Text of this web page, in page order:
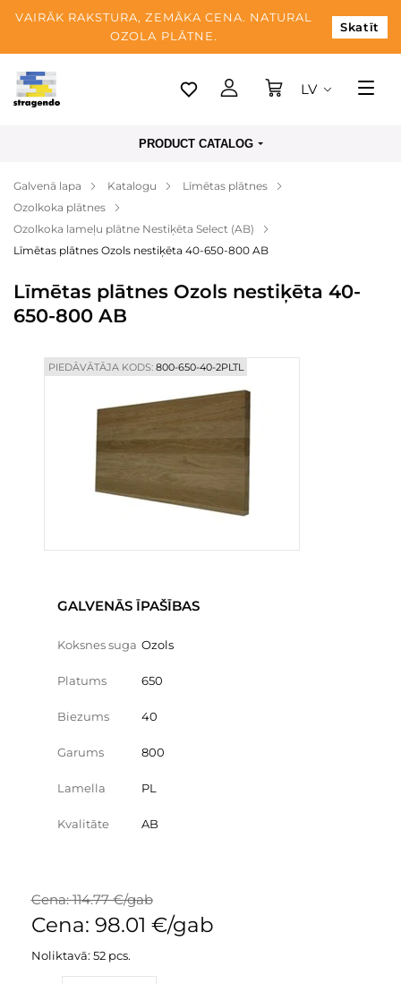
VAIRĀK RAKSTURA, ZEMĀKA CENA. NATURAL
OZOLA PLĀTNE.
Skatīt
Tallina
Apmaksa
Par mums
Blogs
Kontaktinformācija
LV
PRODUCT CATALOG
Galvenā lapa Katalogu
Līmētas plātnes
Ozolkoka plātnes
Ozolkoka lameļu plātne Nestiķēta Select (AB)
Līmētas plātnes Ozols nestiķēta 40-650-800 AB
Līmētas plātnes Ozols nestiķēta 40-
650-800 AB
PIEDĀVĀTĀJA KODS:800-650-40-2PLTL
GALVENĀS ĪPAŠĪBAS
Koksnes suga Ozols
Platums 650
Biezums 40
Garums 800
Lamella PL
Kvalitāte AB
Cena: 114.77 €/gab
Cena: 98.01 €/gab
Noliktavā: 52 pcs.